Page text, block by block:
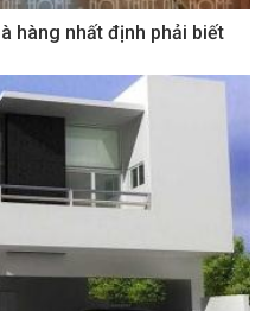
hàng nhất định phải biết